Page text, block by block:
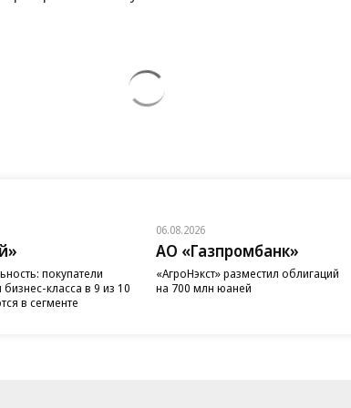
покупатели
класса в 9 из 10
в сегменте
06.08.2026
АО «Газпромбанк»
«АгроНэкст» разместил облигаций
на 700 млн юаней